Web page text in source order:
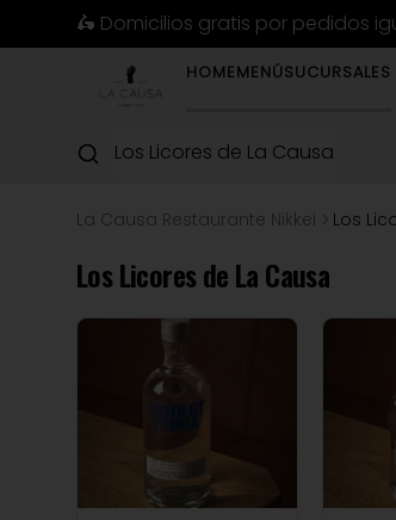
🛵 Domicilios gratis por pedidos
HOMEMENÚSUCURSALES
Los Licores de La Causa
La Causa Restaurante Nikkei Los
Los Licores de La Causa